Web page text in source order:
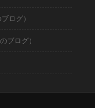
ログ）
ブログ）